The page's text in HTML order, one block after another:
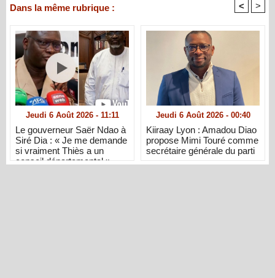
Dans la même rubrique : < >
Jeudi 6 Août 2026 - 11:11
Le gouverneur Saër Ndao à
Siré Dia : « Je me demande
si vraiment Thiès a un
conseil départemental »
Jeudi 6 Août 2026 - 00:40
Kiiraay Lyon : Amadou Diao
propose Mimi Touré comme
secrétaire générale du parti